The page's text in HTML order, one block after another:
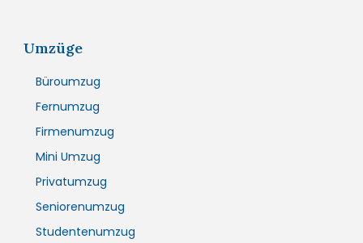
Umzüge
Büroumzug
Fernumzug
Firmenumzug
Mini Umzug
Privatumzug
Seniorenumzug
Studentenumzug